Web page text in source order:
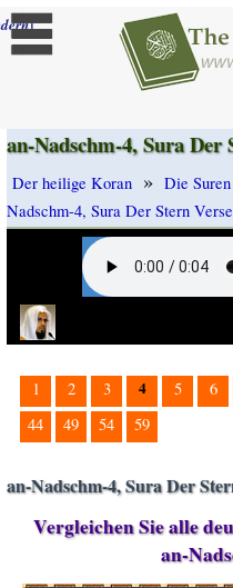
]
an-Nadschm-4, Sura Der
Der heilige Koran » Die Suren
Nadschm-4, Sura Der Stern
1 2 3 4 5 6
44
49 54 59
an-Nadschm-4, Sura Der
Vergleichen Sie alle
an-